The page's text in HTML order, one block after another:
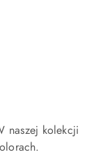
naszej kolekcji